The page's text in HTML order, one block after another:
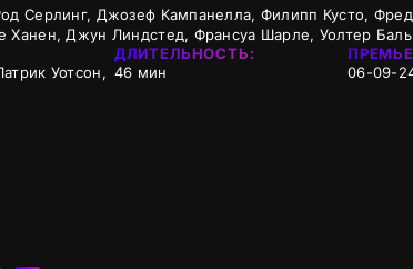
Серлинг, Джозеф Кампанелла, Филипп Кусто,
Ханен, Джун Линдстед, Франсуа Шарле, Уолтер Баль
Уотсон,
ДЛИТЕЛЬНОСТЬ:
46 мин
06-09-